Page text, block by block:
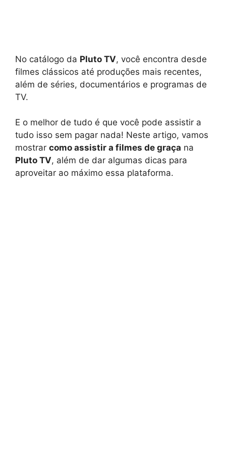
No catálogo da Pluto TV, você encontra desde
filmes clássicos até produções mais recentes,
além de séries, documentários e programas de
TV.
E o melhor de tudo é que você pode assistir a
tudo isso sem pagar nada! Neste artigo, vamos
mostrar como assistir a filmes de graça na
Pluto TV, além de dar algumas dicas para
aproveitar ao máximo essa plataforma.